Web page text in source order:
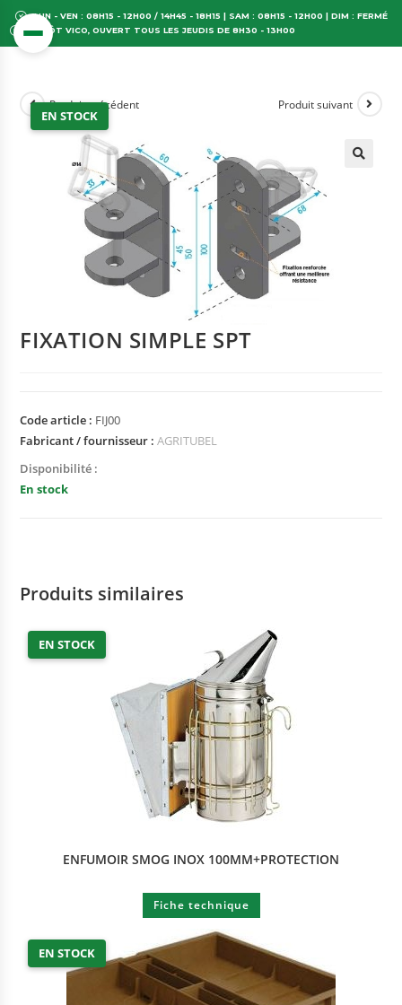
LUN - VEN : 08H15 - 12H00 / 14H45 - 18H15 | SAM : 08H15 - 12H00 | DIM : FERMÉ
DÉPÔT VICO, OUVERT TOUS LES JEUDIS DE 8H30 - 13H00
EN STOCK
Produit précédent Produit suivant
FIXATION SIMPLE SPT
Code article : FIJ00
Fabricant / fournisseur :AGRITUBEL
Disponibilité :
En stock
Produits similaires
EN STOCK
ENFUMOIR SMOG INOX 100MM+PROTECTION
Fiche technique
EN STOCK